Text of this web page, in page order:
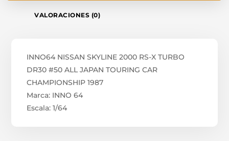
VALORACIONES (0)
INNO64 NISSAN SKYLINE 2000 RS-X TURBO
DR30 #50 ALL JAPAN TOURING CAR
CHAMPIONSHIP 1987
Marca: INNO 64
Escala: 1/64